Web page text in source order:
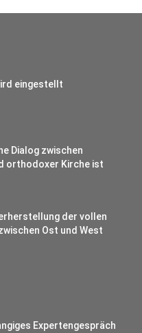
eingestellt
Dialog zwischen
orthodoxer Kirche ist
der vollen
Ost und West
Expertengespräch